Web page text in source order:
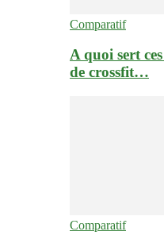
Comparatif
A quoi sert
de crossfit…
Comparatif